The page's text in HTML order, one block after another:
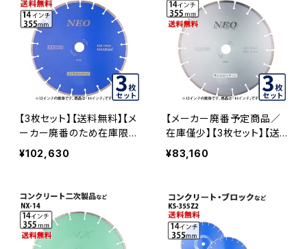
【3枚セット】【送料無料】【メ
ーカー廃番のため在庫限
り】乾式 EXR330 14インチ
コンクリート二次製品など
¥102,630
【メーカー廃番予定商品／
在庫僅少】【3枚セット】【送
料無料】乾式 EXR260 14イ
ンチ コンクリート二次製品
60-14 EXR260-14-03
¥83,160